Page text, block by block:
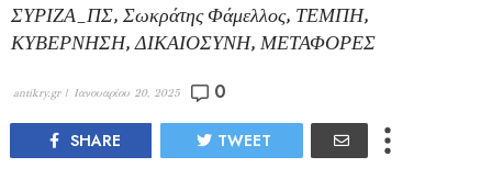
ΣΥΡΙΖΑ_ΠΣ, Σωκράτης Φάμελλος, ΤΕΜΠΗ,
ΚΥΒΕΡΝΗΣΗ, ΔΙΚΑΙΟΣΥΝΗ, ΜΕΤΑΦΟΡΕΣ
antikry.gr | Ιανουαρίου 20, 2025 0
SHARE TWEET